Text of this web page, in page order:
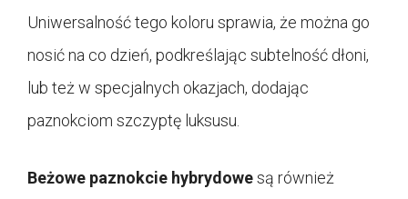
Uniwersalność tego koloru sprawia, że można go
nosić na co dzień, podkreślając subtelność dłoni,
lub też w specjalnych okazjach, dodając
paznokciom szczyptę luksusu.
Beżowe paznokcie hybrydowesą również